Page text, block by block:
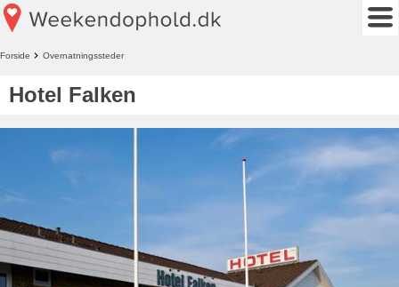
Forside Overnatningssteder
Hotel Falken